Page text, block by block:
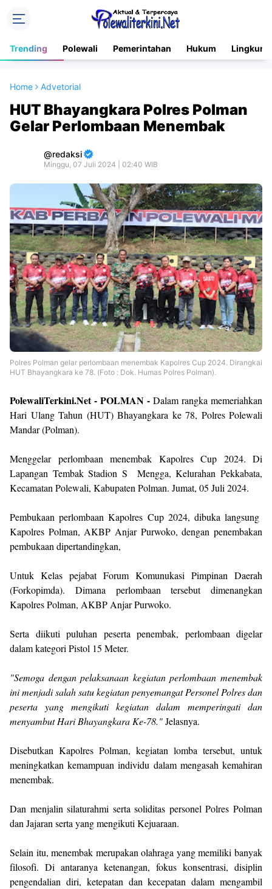
Trending Polewali Pemerintahan Hukum
Home Advetorial
HUT Bhayangkara Polres Polman
Gelar Perlombaan Menembak
redaksi
Minggu, 07 Juli 2024 | 02:40 WIB
Polres Polman gelar perlombaan menembak Kapolres Cup 2024. Dirangkai
HUT Bhayangkara ke 78. (Foto : Dok. Humas Polres Polman).
PolewaliTerkini.Net - POLMAN - Dalam rangka memeriahkan
Hari Ulang Tahun (HUT) Bhayangkara ke 78, Polres Polewali
Mandar (Polman).
Menggelar perlombaan menembak Kapolres Cup 2024. Di
Lapangan Tembak Stadion S Mengga, Kelurahan Pekkabata,
Kecamatan Polewali, Kabupaten Polman. Jumat, 05 Juli 2024.
Pembukaan perlombaan Kapolres Cup 2024, dibuka langsung
Kapolres Polman, AKBP Anjar Purwoko, dengan penembakan
pembukaan dipertandingkan,
Untuk Kelas pejabat Forum Komunukasi Pimpinan Daerah
(Forkopimda). Dimana perlombaan tersebut dimenangkan
Kapolres Polman, AKBP Anjar Purwoko.
Serta diikuti puluhan peserta penembak, perlombaan digelar
dalam kategori Pistol 15 Meter.
"Semoga dengan pelaksanaan kegiatan perlombaan menembak
ini menjadi salah satu kegiatan penyemangat Personel Polres dan
peserta yang mengikuti kegiatan dalam memperingati dan
menyambut Hari Bhayangkara Ke-78."Jelasnya.
Disebutkan Kapolres Polman, kegiatan lomba tersebut, untuk
meningkatkan kemampuan individu dalam mengasah kemahiran
menembak.
Dan menjalin silaturahmi serta soliditas personel Polres Polman
dan Jajaran serta yang mengikuti Kejuaraan.
Selain itu, menembak merupakan olahraga yang memiliki banyak
filosofi. Di antaranya ketenangan, fokus konsentrasi, disiplin
pengendalian diri, ketepatan dan kecepatan dalam mengambil